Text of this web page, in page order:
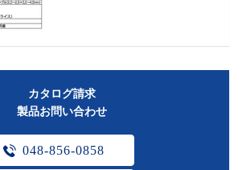
カタログ請求
製品お問い合わせ
048-856-0858